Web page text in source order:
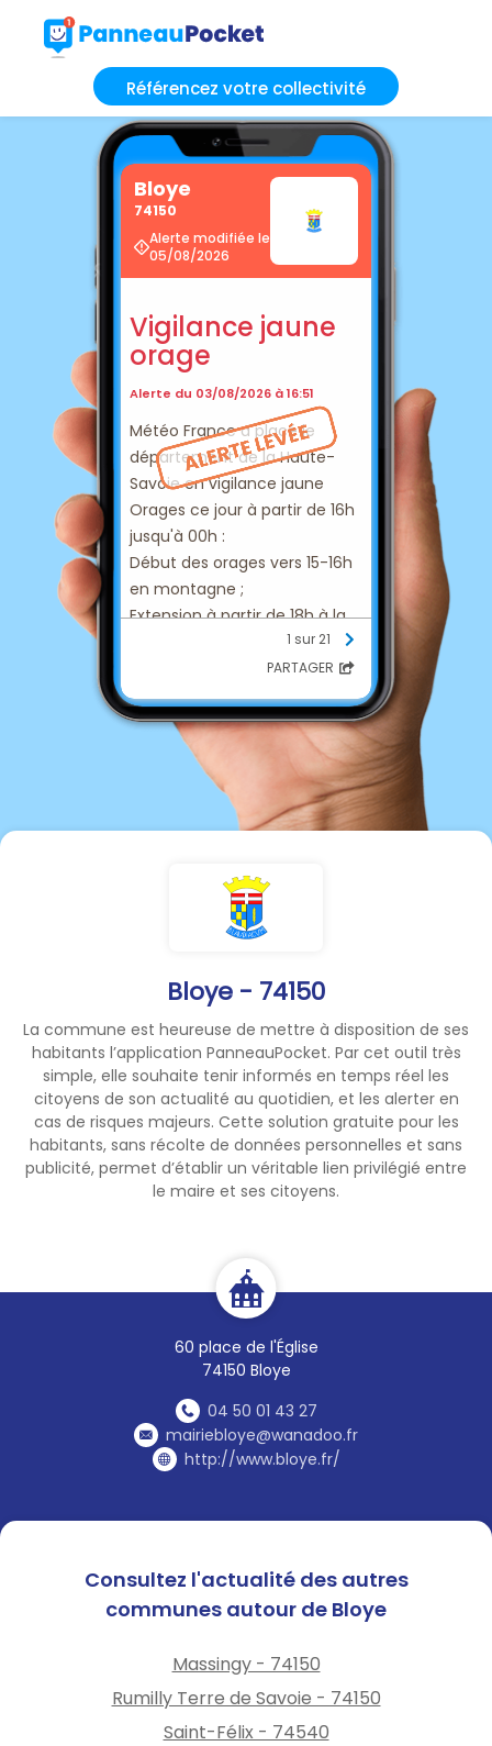
Référencez votre collectivité
Bloye - 74150
La commune est heureuse de mettre à disposition de ses
habitants l’application PanneauPocket. Par cet outil très
simple, elle souhaite tenir informés en temps réel les
citoyens de son actualité au quotidien, et les alerter en
cas de risques majeurs. Cette solution gratuite pour les
habitants, sans récolte de données personnelles et sans
publicité, permet d’établir un véritable lien privilégié entre
le maire et ses citoyens.
60 place de l'Église
74150 Bloye
04 50 01 43 27
mairiebloye@wanadoo.fr
http://www.bloye.fr/
Bloye
74150
Alerte modifiée le
05/08/2026
Vigilance jaune
orage
Alerte du 03/08/2026 à 16:51
Météo France a placé le
département de la Haute-
Savoie en vigilance jaune
Orages ce jour à partir de 16h
jusqu'à 00h :
Début des orages vers 15-16h
en montagne ;
Extension à partir de 18h à la
Grêle de petite taille
localement possible ;
Quelques rafales, jusqu'à 60-
70 km/h ;
Cumuls sous les orages : 15-
30 mm, très localement 40-
60 mm ;
1 sur 21
PARTAGER
Consultez l'actualité des autres
communes autour de Bloye
Massingy - 74150
Rumilly Terre de Savoie - 74150
Saint-Félix - 74540